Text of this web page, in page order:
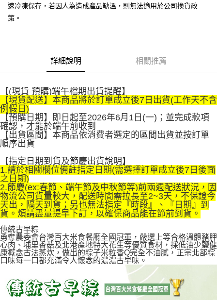
相關說明
【大哥付你分期使用說明】
3.實際核准額度、可分期數及費用金額請依後續交易確認頁面所載為準。
4.訂單成立30分鐘內，如未前往確認交易或遇審核未通過，訂單將自動取
法說明評估內容。
【繳款方式說明】
1.分期款項不併入電信帳單，「大哥付你分期」於每月結算日後寄送繳費提
醒簡訊。
2.透過簡訊連結打開帳單後，可選擇「超商條碼／台灣大直營門市／銀行轉
帳／街口支付／iPASS MONEY」等通路繳費。
【注意事項】
1.本服務係由「台灣大哥大股份有限公司」（以下簡稱本公司）所提供，讓
用戶於交易時，得透過本服務購買商品或服務，並由商店將買賣／分期付款
買賣價金債權讓與本公司後，依約使用本公司帳單繳交帳款。
2.基於同意付款使用「大哥付你分期」之契約關係目的，商店將以您的個人
資料（包含姓名、電話或地址）提供予台灣大哥大進項蒐集、處理及利用，
由本公司與您本人進行分期帳單所需資料之確認、核對及更正。
3.完整用戶服務條款，請詳閱以下連結：https://oppay.tw/userRule
AFTEE先享後付是「在收到商品之後才付款」的支付方式。 讓您購物簡單
１．簡單：不需註冊會員、不需綁卡、不需儲值。
３．安心：先確認商品／服務後，再付款。
【「AFTEE先享後付」結帳流程】
１．於結帳方式選擇「AFTEE先享後付」後，將跳轉至「AFTEE先享後付」
結帳頁面，進行簡訊認證並確認金額後，即可完成結帳。
２．訂單成立數日內，您將收到繳費通知簡訊。
３．收到繳費通知簡訊後14天內，點擊此簡訊中的連結，可透過四大超商／
※ 請注意：結帳手續完成當下不需立刻繳費，但若您需要取消訂單，請聯絡
購買商品的店家。未經商家同意取消之訂單仍視為有效，需透過AFTEE先享
後付繳納相關費用。
※ 交易是否成功請以「AFTEE先享後付 」之結帳頁面顯示為準，若有關於
是否繳費成功／繳費後需取消欲退款等相關疑問，請聯繫「AFTEE先享後付
客戶支援中心」 https://netprotections.freshdesk.com/support/home
１．透過由恩沛科技股份有限公司提供之「AFTEE先享後付」服務完成之交
易，需依本服務之必要範圍內提供個人資料，並將交易相關給付款項請求債
權轉讓予恩沛科技股份有限公司。
２．關於個人資料處理事宜，請瀏覽以下網址：
https://aftee.tw/terms/#terms3
３．未成年的使用者請事先徵得法定代理人或監護人之同意方可使用
「AFTEE先享後付」，若未經同意申辦者引起之損失，本公司不負相關責
任。
免運優惠
免運費
速冷凍保存，若因人為造成產品缺溫，則無法適用於公司換貨政
策。
詳細說明 相關推薦
【(現貨 預購)端午檔期出貨提醒】
【現貨配送】本商品將於訂單成立後7日出貨(工作天不含
例假日)
【預購日期】即日起至2026年6月1日(一)；並完成款項
確認，才能於端午前收到
【出貨區間】本商品依消費者選定的區間出貨並按訂單
順序出貨
【指定日期到貨及節慶出貨說明】
1.請於相關欄位備註指定日期(需選擇訂單成立後7日後面
之日期)
2.節慶(ex:春節、端午節及中秋節等)前兩週配送狀況，因
物流公司貨量較大，配送時間需拉長至2~3天，不保證今
天出，隔天到貨；另也無法指定『時段』、『日期』到
貨。煩請盡量提早下訂，以確保商品能在節前到貨。
傳統古早粽
勇奪農委會台灣百大米食餐廳全國冠軍，嚴選上等合格溫體豬胛
心肉、埔里香菇及北港產地特大花生等優質食材，採低油少鹽健
康概念古法蒸炊，做出的粽子米粒香Q完全不油膩，正宗北部粽
口味每一口都充滿令人懷念的濃濃古早味。